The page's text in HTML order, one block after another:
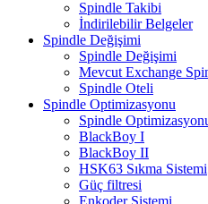
Spindle Takibi
İndirilebilir Belgeler
Spindle Değişimi
Spindle Değişimi
Mevcut Exchange
Spindle Oteli
Spindle Optimizasyonu
Spindle
BlackBoy I
BlackBoy II
HSK63 Sıkma Sistemi
Güç filtresi
Enkoder Sistemi